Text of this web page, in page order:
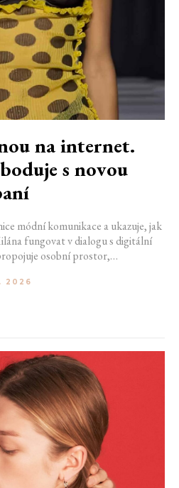
na internet.
s novou
módní komunikace a ukazuje, jak
fungovat v dialogu s digitální
osobní prostor,
Zároveň potvrzuje schopnost
digitálním prostředím a
2026